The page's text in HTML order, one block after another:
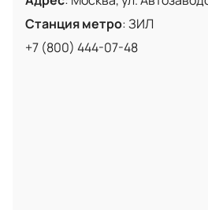
Станция метро:ЗИЛ
+7 (800) 444-07-48